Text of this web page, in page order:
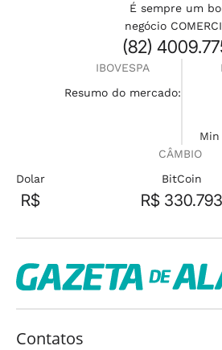
É sempre um
negócio
(82)
IBOVESPA
Resumo do mercado:
Min
CÂMBIO
Dolar
R$
BitCoin
R$ 330.793
Contatos